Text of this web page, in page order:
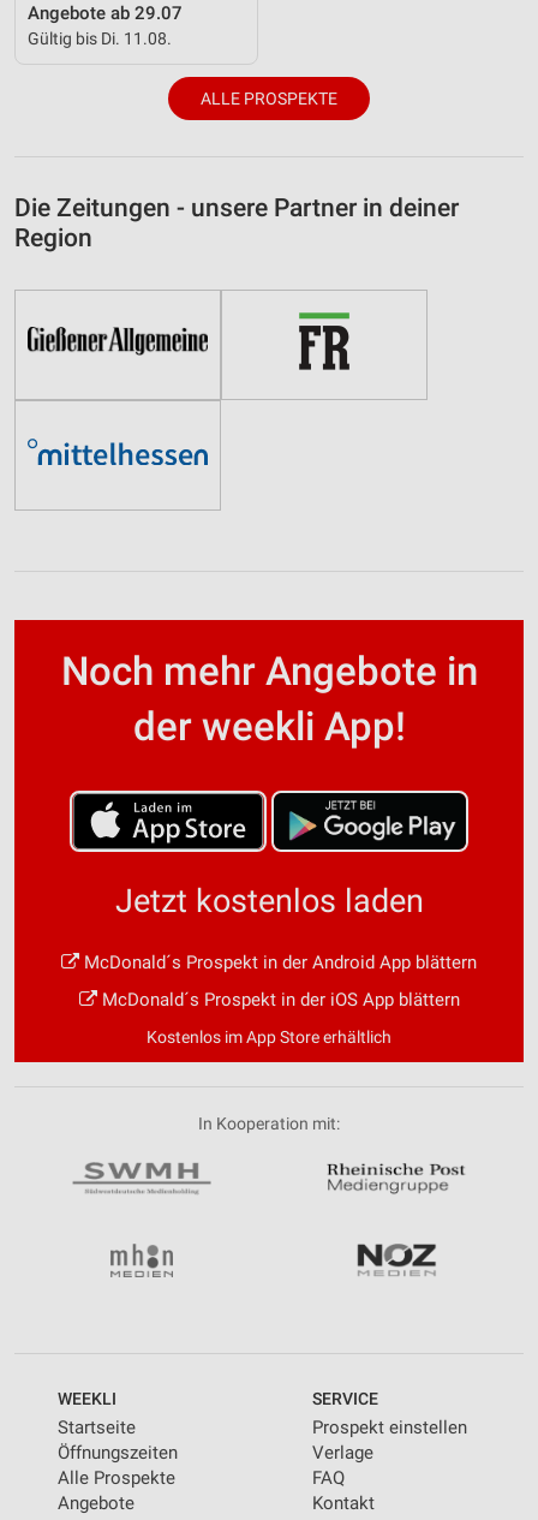
Angebote ab 29.07
Gültig bis Di. 11.08.
ALLE PROSPEKTE
Die Zeitungen - unsere Partner in deiner
Region
Noch mehr Angebote in
der weekli App!
Jetzt kostenlos laden
McDonald´s Prospekt in der Android App blättern
McDonald´s Prospekt in der iOS App blättern
Kostenlos im App Store erhältlich
In Kooperation mit:
WEEKLI
Startseite
Öffnungszeiten
Alle Prospekte
Angebote
SERVICE
Prospekt einstellen
Verlage
FAQ
Kontakt